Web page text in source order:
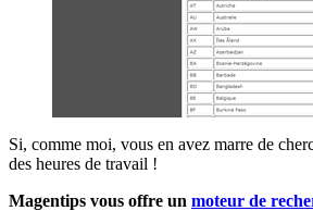
Si, comme moi, vous en avez marre de
des heures de travail !
Magentips vous offre un moteur de